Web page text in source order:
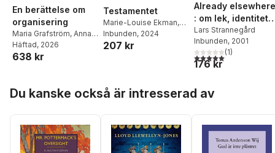
En berättelse om
organisering
Maria Grafström, Anna
Jonsson,Oline Stig
Lars Strannegård
Häftad, 2026
638 kr
Testamentet
Marie-Louise Ekman,
Lars Strannegård
Teleman
Inbunden, 2024
207 kr
Already elsewhere
: om lek, identitet
och hastighet i
affärslivet
Lars Strannegård
Inbunden, 2001
5,0utav 5 stjärnor.
(1)
176 kr
Du kanske också är intresserad av